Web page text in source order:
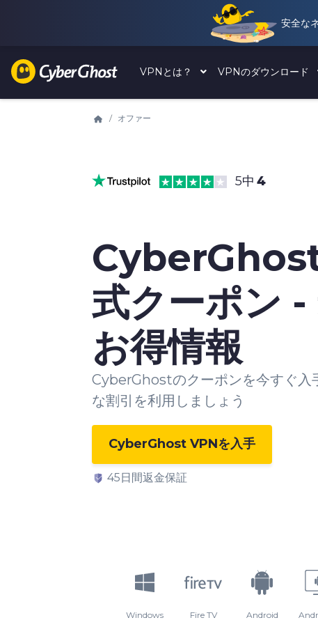
安全な
VPNとは？ VPNのダウンロード
オファー
4
5中
式クーポン -
お得情報
CyberGhostのクーポンを今すぐ入
な割引を利用しましょう
CyberGhost VPNを入手
45日間返金保証
Windows Fire TV Android